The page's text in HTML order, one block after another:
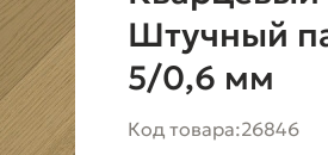
Штучный
5/0,6 мм
Код товара:26846